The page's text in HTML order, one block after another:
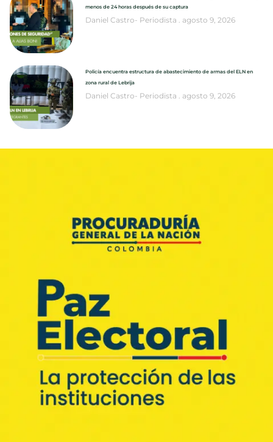
menos de 24 horas después de su captura
Daniel Castro- Periodista agosto 9, 2026
Policía encuentra estructura de abastecimiento de armas del ELN en
zona rural de Lebrija
Daniel Castro- Periodista agosto 9, 2026